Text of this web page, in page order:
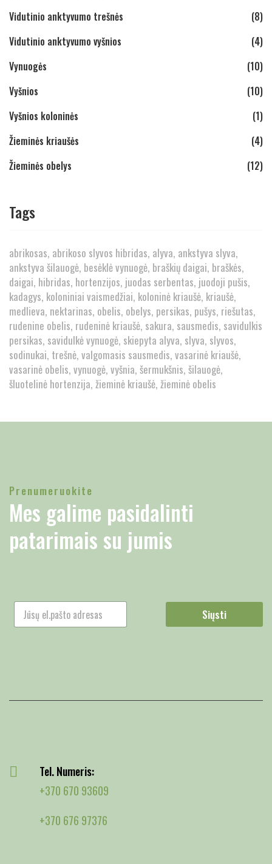
Vidutinio anktyvumo trešnės
(8)
Vidutinio anktyvumo vyšnios
(4)
Vynuogės
(10)
Vyšnios
(10)
Vyšnios koloninės
(1)
Žieminės kriaušės
(4)
Žieminės obelys
(12)
Tags
abrikosas abrikoso slyvos hibridas alyva ankstyva slyva
ankstyva šilauogė besėklė vynuogė braškių daigai braškės
daigai hibridas hortenzijos juodas serbentas juodoji pušis
kadagys koloniniai vaismedžiai koloninė kriaušė kriaušė
medlieva nektarinas obelis obelys persikas pušys riešutas
rudenine obelis rudeninė kriaušė sakura sausmedis savidulkis
persikas savidulkė vynuogė skiepyta alyva slyva slyvos
sodinukai trešnė valgomasis sausmedis vasarinė kriaušė
vasarinė obelis vynuogė vyšnia šermukšnis šilauogė
šluotelinė hortenzija žieminė kriaušė žieminė obelis
Prenumeruokite
Mes galime pasidalinti
patarimais su jumis
Siųsti
Tel. Numeris:
+370 670 93609
+370 676 97376